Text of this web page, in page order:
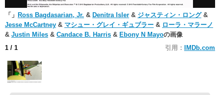
「 」 Ross Bagdasarian, Jr. & Denitra Isler & ジャスティン・ロング&
Jesse McCartney & マシュー・グレイ・ギュブラー & ローラ・マラーノ
& Justin Miles & Candace B. Harris & Ebony N Mayoの画像
1 / 1 引用： IMDb.com